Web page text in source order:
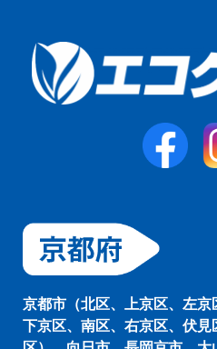
京都市（北区、上京区、左京
下京区、南区、右京区、伏見